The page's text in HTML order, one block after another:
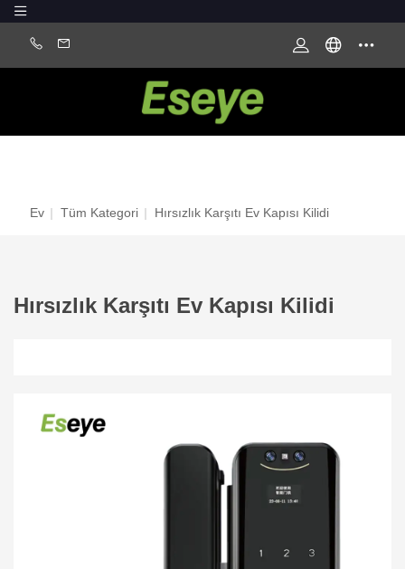
Ev | Tüm Kategori | Hırsızlık Karşıtı Ev Kapısı Kilidi
Hırsızlık Karşıtı Ev Kapısı Kilidi